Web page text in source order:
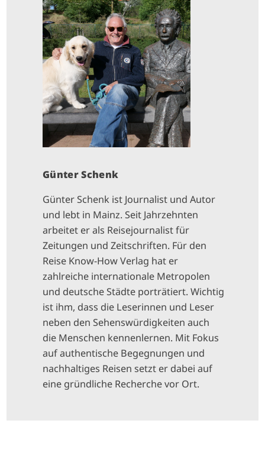
I
M
A
G
E
Günter Schenk
Günter Schenk ist Journalist und Autor
und lebt in Mainz. Seit Jahrzehnten
arbeitet er als Reisejournalist für
Zeitungen und Zeitschriften. Für den
Reise Know-How Verlag hat er
zahlreiche internationale Metropolen
und deutsche Städte porträtiert. Wichtig
ist ihm, dass die Leserinnen und Leser
neben den Sehenswürdigkeiten auch
die Menschen kennenlernen. Mit Fokus
auf authentische Begegnungen und
nachhaltiges Reisen setzt er dabei auf
eine gründliche Recherche vor Ort.